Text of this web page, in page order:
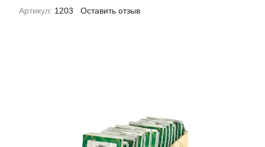
Артикул: 1203 Оставить отзыв